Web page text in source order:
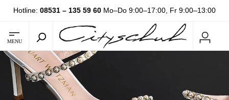
Hotline: 08531 – 135 59 60 Mo–Do 9:00–17:00, Fr 9:00–13:00
MENU